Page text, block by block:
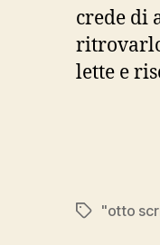
crede di
lette e
Tags"otto